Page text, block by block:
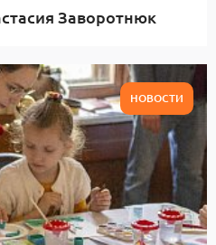
Заворотнюк
НОВОСТИ